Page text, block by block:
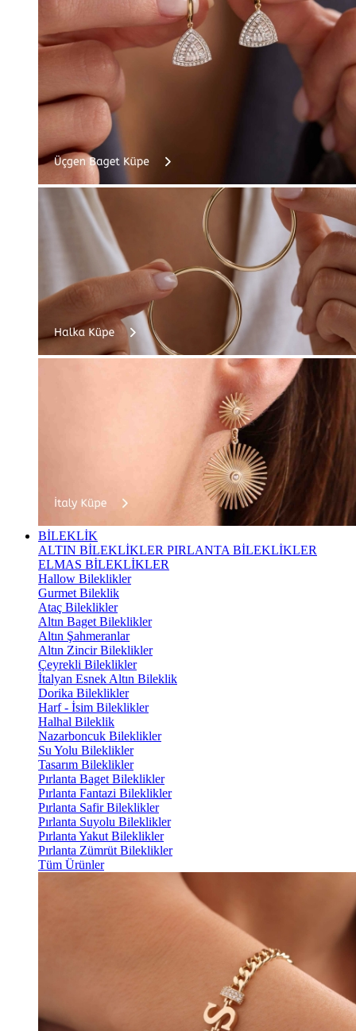
BİLEKLİK
ALTIN BİLEKLİKLER PIRLANTA BİLEKLİKLER
ELMAS BİLEKLİKLER
Hallow Bileklikler
Gurmet Bileklik
Ataç Bileklikler
Altın Baget Bileklikler
Altın Şahmeranlar
Altın Zincir Bileklikler
Çeyrekli Bileklikler
İtalyan Esnek Altın Bileklik
Dorika Bileklikler
Harf - İsim Bileklikler
Halhal Bileklik
Nazarboncuk Bileklikler
Su Yolu Bileklikler
Tasarım Bileklikler
Pırlanta Baget Bileklikler
Pırlanta Fantazi Bileklikler
Pırlanta Safir Bileklikler
Pırlanta Suyolu Bileklikler
Pırlanta Yakut Bileklikler
Pırlanta Zümrüt Bileklikler
Tüm Ürünler